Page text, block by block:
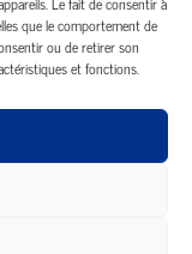
que le comportement de
ou de retirer son
et fonctions.
du bâtiment
à chaleur